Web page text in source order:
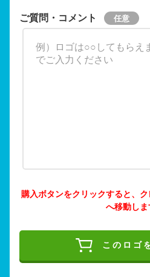
ご質問・コメント
購入ボタンをクリックすると、
へ移動しま
このロゴ